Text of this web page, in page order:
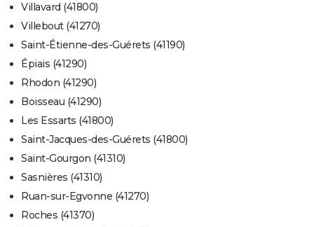
Villavard (41800)
Villebout (41270)
Saint-Étienne-des-Guérets (41190)
Épiais (41290)
Rhodon (41290)
Boisseau (41290)
Les Essarts (41800)
Saint-Jacques-des-Guérets (41800)
Saint-Gourgon (41310)
Sasnières (41310)
Ruan-sur-Egvonne (41270)
Roches (41370)